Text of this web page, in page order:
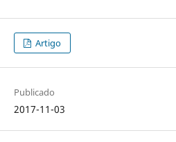
Artigo
Publicado
2017-11-03